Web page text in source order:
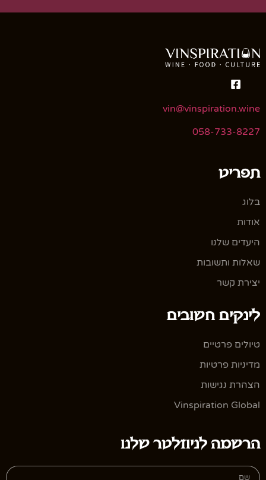
vin@vinspiration.wine
058-733-8227
תפריט
בלוג
אודות
היעדים שלנו
שאלות ותשובות
יצירת קשר
לינקים חשובים
טיולים פרטיים
מדיניות פרטיות
הצהרת נגישות
Vinspiration Global
הרשמה לניוזלטר שלנו